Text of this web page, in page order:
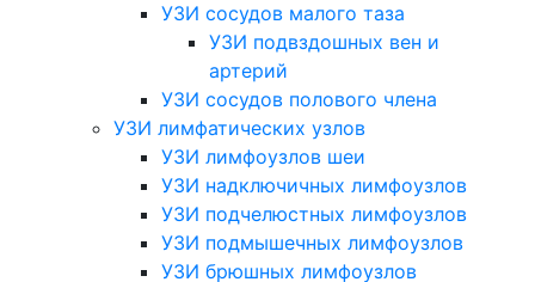
УЗИ сосудов малого таза
УЗИ подвздошных вен и
артерий
УЗИ сосудов полового члена
УЗИ лимфатических узлов
УЗИ лимфоузлов шеи
УЗИ надключичных лимфоузлов
УЗИ подчелюстных лимфоузлов
УЗИ подмышечных лимфоузлов
УЗИ брюшных лимфоузлов